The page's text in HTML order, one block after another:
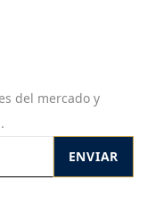
del mercado y
ENVIAR